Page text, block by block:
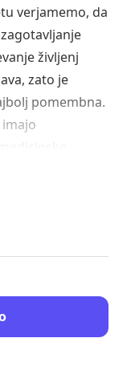
verjamemo, da
življenj
zato je
pomembna.
razloga, da
da
omejevanje
zahteve